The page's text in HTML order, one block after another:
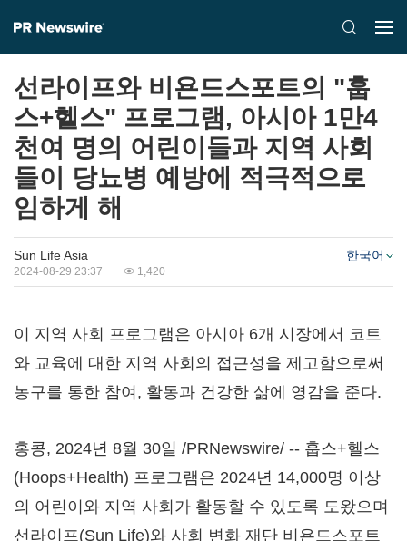
선라이프와 비욘드스포트의 "훕
스+헬스" 프로그램, 아시아 1만4
천여 명의 어린이들과 지역 사회
들이 당뇨병 예방에 적극적으로
임하게 해
Sun Life Asia
2024-08-29 23:37 1,420
한국어
이 지역 사회 프로그램은 아시아 6개 시장에서 코트
와 교육에 대한 지역 사회의 접근성을 제고함으로써
농구를 통한 참여, 활동과 건강한 삶에 영감을 준다.
홍콩, 2024년 8월 30일 /PRNewswire/ -- 훕스+헬스
(Hoops+Health) 프로그램은 2024년 14,000명 이상
의 어린이와 지역 사회가 활동할 수 있도록 도왔으며
선라이프(Sun Life)와 사회 변화 재단 비욘드스포트